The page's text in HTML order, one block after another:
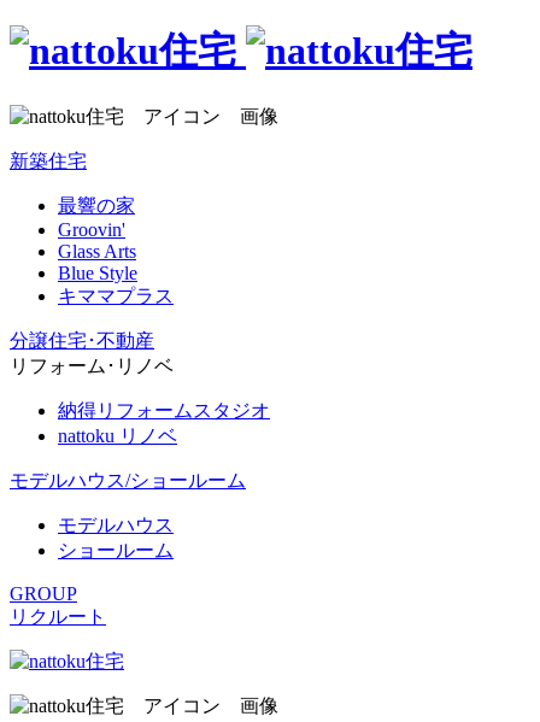
新築住宅
最響の家
Groovin'
Glass Arts
Blue Style
キママプラス
分譲住宅･不動産
リフォーム･リノベ
納得リフォームスタジオ
nattoku リノベ
モデルハウス/ショールーム
モデルハウス
ショールーム
GROUP
リクルート